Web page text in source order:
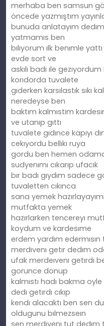
merhaba ben samsun
öncede yazmıştım
bunuda anlatayım dedım
yatmamıs ben
bılıyorum ılk benımle
evde sort ve
askılı badı ıle
korıdorda tuvalete
gıderken karsılastık sıkı
neredeyse ben
baktım kalmıstım
ve utanıp gıttı
tuvalete gıdınce kapıyı
cekıyordu bellıkı ruya
gordu ben hemen odama
sudyenımı cıkarıp ufacık
bır badı gıydım sadece
tuvaletten cıkınca
sana yemek
mutfakta yemek
hazırlarken tencereyı
koydum ve kardesıme
erdem yardım
merdıvenı getır dedım
ufak merdeıvenı getırdı
gorunce donup
kalmıstı hadı bakma
dedı getırdı cıkıp
kendı alacaktı ben sen
oldugunu bılmezseın